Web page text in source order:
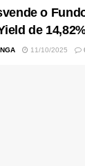
o
de
11/10/2025